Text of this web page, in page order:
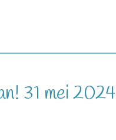
31 mei 2024